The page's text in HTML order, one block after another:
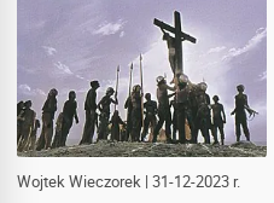
Wojtek Wieczorek | 31-12-2023 r.